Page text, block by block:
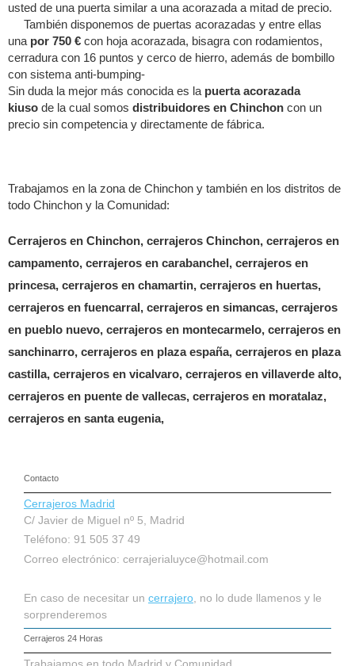
usted de una puerta similar a una acorazada a mitad de precio.
También disponemos de puertas acorazadas y entre ellas
una por 750 € con hoja acorazada, bisagra con rodamientos,
cerradura con 16 puntos y cerco de hierro, además de bombillo
con sistema anti-bumping-
Sin duda la mejor más conocida es la puerta acorazada
kiuso de la cual somos distribuidores en Chinchon con un
precio sin competencia y directamente de fábrica.
Trabajamos en la zona de Chinchon y también en los distritos de
todo Chinchon y la Comunidad:
Cerrajeros en Chinchon, cerrajeros Chinchon, cerrajeros en
campamento, cerrajeros en carabanchel, cerrajeros en
princesa, cerrajeros en chamartin, cerrajeros en huertas,
cerrajeros en fuencarral, cerrajeros en simancas, cerrajeros
en pueblo nuevo, cerrajeros en montecarmelo, cerrajeros en
sanchinarro, cerrajeros en plaza españa, cerrajeros en plaza
castilla, cerrajeros en vicalvaro, cerrajeros en villaverde alto,
cerrajeros en puente de vallecas, cerrajeros en moratalaz,
cerrajeros en santa eugenia,
Contacto
Cerrajeros Madrid
C/ Javier de Miguel nº 5, Madrid
Teléfono: 91 505 37 49
Correo electrónico: cerrajerialuyce@hotmail.com
En caso de necesitar un cerrajero , no lo dude llamenos y le
sorprenderemos
Cerrajeros 24 Horas